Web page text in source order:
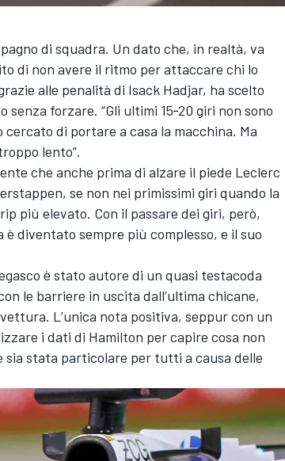
di squadra. Un dato che, in realtà, va
di non avere il ritmo per attaccare chi lo
alle penalità di Isack Hadjar, ha scelto
forzare. “Gli ultimi 15‑20 giri non sono
di portare a casa la macchina. Ma
lento”.
che anche prima di alzare il piede Leclerc
se non nei primissimi giri quando la
più elevato. Con il passare dei giri, però,
diventato sempre più complesso, e il suo
è stato autore di un quasi testacoda
le barriere in uscita dall’ultima chicane,
L’unica nota positiva, seppur con un
i dati di Hamilton per capire cosa non
stata particolare per tutti a causa delle